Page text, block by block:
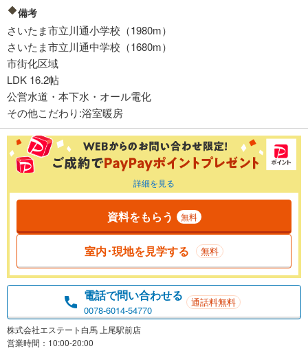
備考
さいたま市立川通小学校（1980m）
さいたま市立川通中学校（1680m）
市街化区域
LDK 16.2帖
公営水道・本下水・オール電化
その他こだわり:浴室暖房
詳細を見る
資料をもらう 無料
室内･現地を見学する 無料
電話で問い合わせる
0078-6014-54770
通話料無料
株式会社エステート白馬 上尾駅前店
営業時間：10:00-20:00